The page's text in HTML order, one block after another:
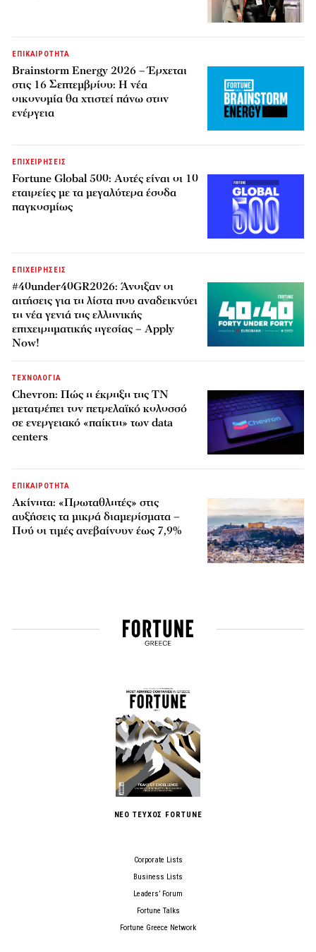
ΕΠΙΚΑΙΡΟΤΗΤΑ
Brainstorm Energy 2026 – Έρχεται
στις 16 Σεπτεμβρίου: Η νέα
οικονομία θα χτιστεί πάνω στην
ενέργεια
ΕΠΙΧΕΙΡΗΣΕΙΣ
Fortune Global 500: Αυτές είναι οι 10
εταιρείες με τα μεγαλύτερα έσοδα
παγκοσμίως
ΕΠΙΧΕΙΡΗΣΕΙΣ
#40under40GR2026: Άνοιξαν οι
αιτήσεις για τη λίστα που αναδεικνύει
τη νέα γενιά της ελληνικής
επιχειρηματικής ηγεσίας – Apply
Now!
ΤΕΧΝΟΛΟΓΙΑ
Chevron: Πώς η έκρηξη της ΤΝ
μετατρέπει τον πετρελαϊκό κολοσσό
σε ενεργειακό «παίκτη» των data
centers
ΕΠΙΚΑΙΡΟΤΗΤΑ
Ακίνητα: «Πρωταθλητές» στις
αυξήσεις τα μικρά διαμερίσματα –
Πού οι τιμές ανεβαίνουν έως 7,9%
ΝΕΟ ΤΕΥΧΟΣ FORTUNE
Corporate Lists
Business Lists
Leaders’ Forum
Fortune Talks
Fortune Greece Network